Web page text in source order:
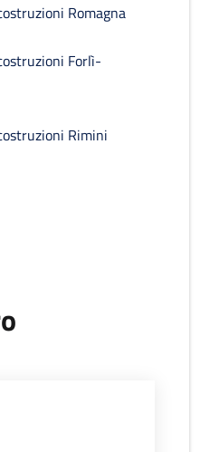
Romagna
Forlì-
Rimini